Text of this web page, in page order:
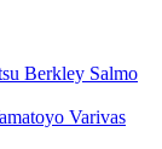
Berkley Salmo
Varivas